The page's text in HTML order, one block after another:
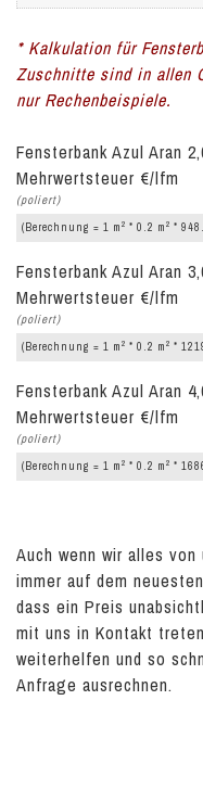
* Kalkulation für
Zuschnitte sind in allen
nur Rechenbeispiele.
Fensterbank Azul Aran
Mehrwertsteuer €/lfm
(poliert)
(Berechnung = 1 m 2 * 0.2 m 2 *
Fensterbank Azul Aran
Mehrwertsteuer €/lfm
(poliert)
(Berechnung = 1 m 2 * 0.2 m 2 *
Fensterbank Azul Aran
Mehrwertsteuer €/lfm
(poliert)
(Berechnung = 1 m 2 * 0.2 m 2 *
Auch wenn wir alles
immer auf dem
dass ein Preis
mit uns in Kontakt
weiterhelfen und so
Anfrage ausrechnen.